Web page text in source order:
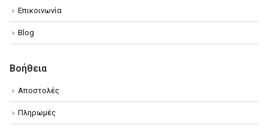
Επικοινωνία
Blog
Βοήθεια
Αποστολές
Πληρωμές